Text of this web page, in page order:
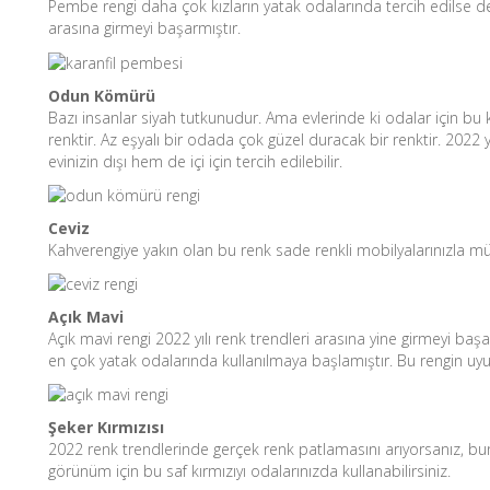
Pembe rengi daha çok kızların yatak odalarında tercih edilse
arasına girmeyi başarmıştır.
Odun Kömürü
Bazı insanlar siyah tutkunudur. Ama evlerinde ki odalar için
renktir. Az eşyalı bir odada çok güzel duracak bir renktir. 2022
evinizin dışı hem de içi için tercih edilebilir.
Ceviz
Kahverengiye yakın olan bu renk sade renkli mobilyalarınızla
Açık Mavi
Açık mavi rengi 2022 yılı renk trendleri arasına yine girmeyi
en çok yatak odalarında kullanılmaya başlamıştır. Bu rengin
Şeker Kırmızısı
2022 renk trendlerinde gerçek renk patlamasını arıyorsanız,
görünüm için bu saf kırmızıyı odalarınızda kullanabilirsiniz.